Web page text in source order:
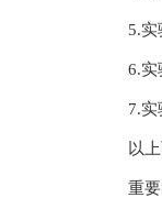
5.实验室
6.实验
7.实验
以上两
重要的